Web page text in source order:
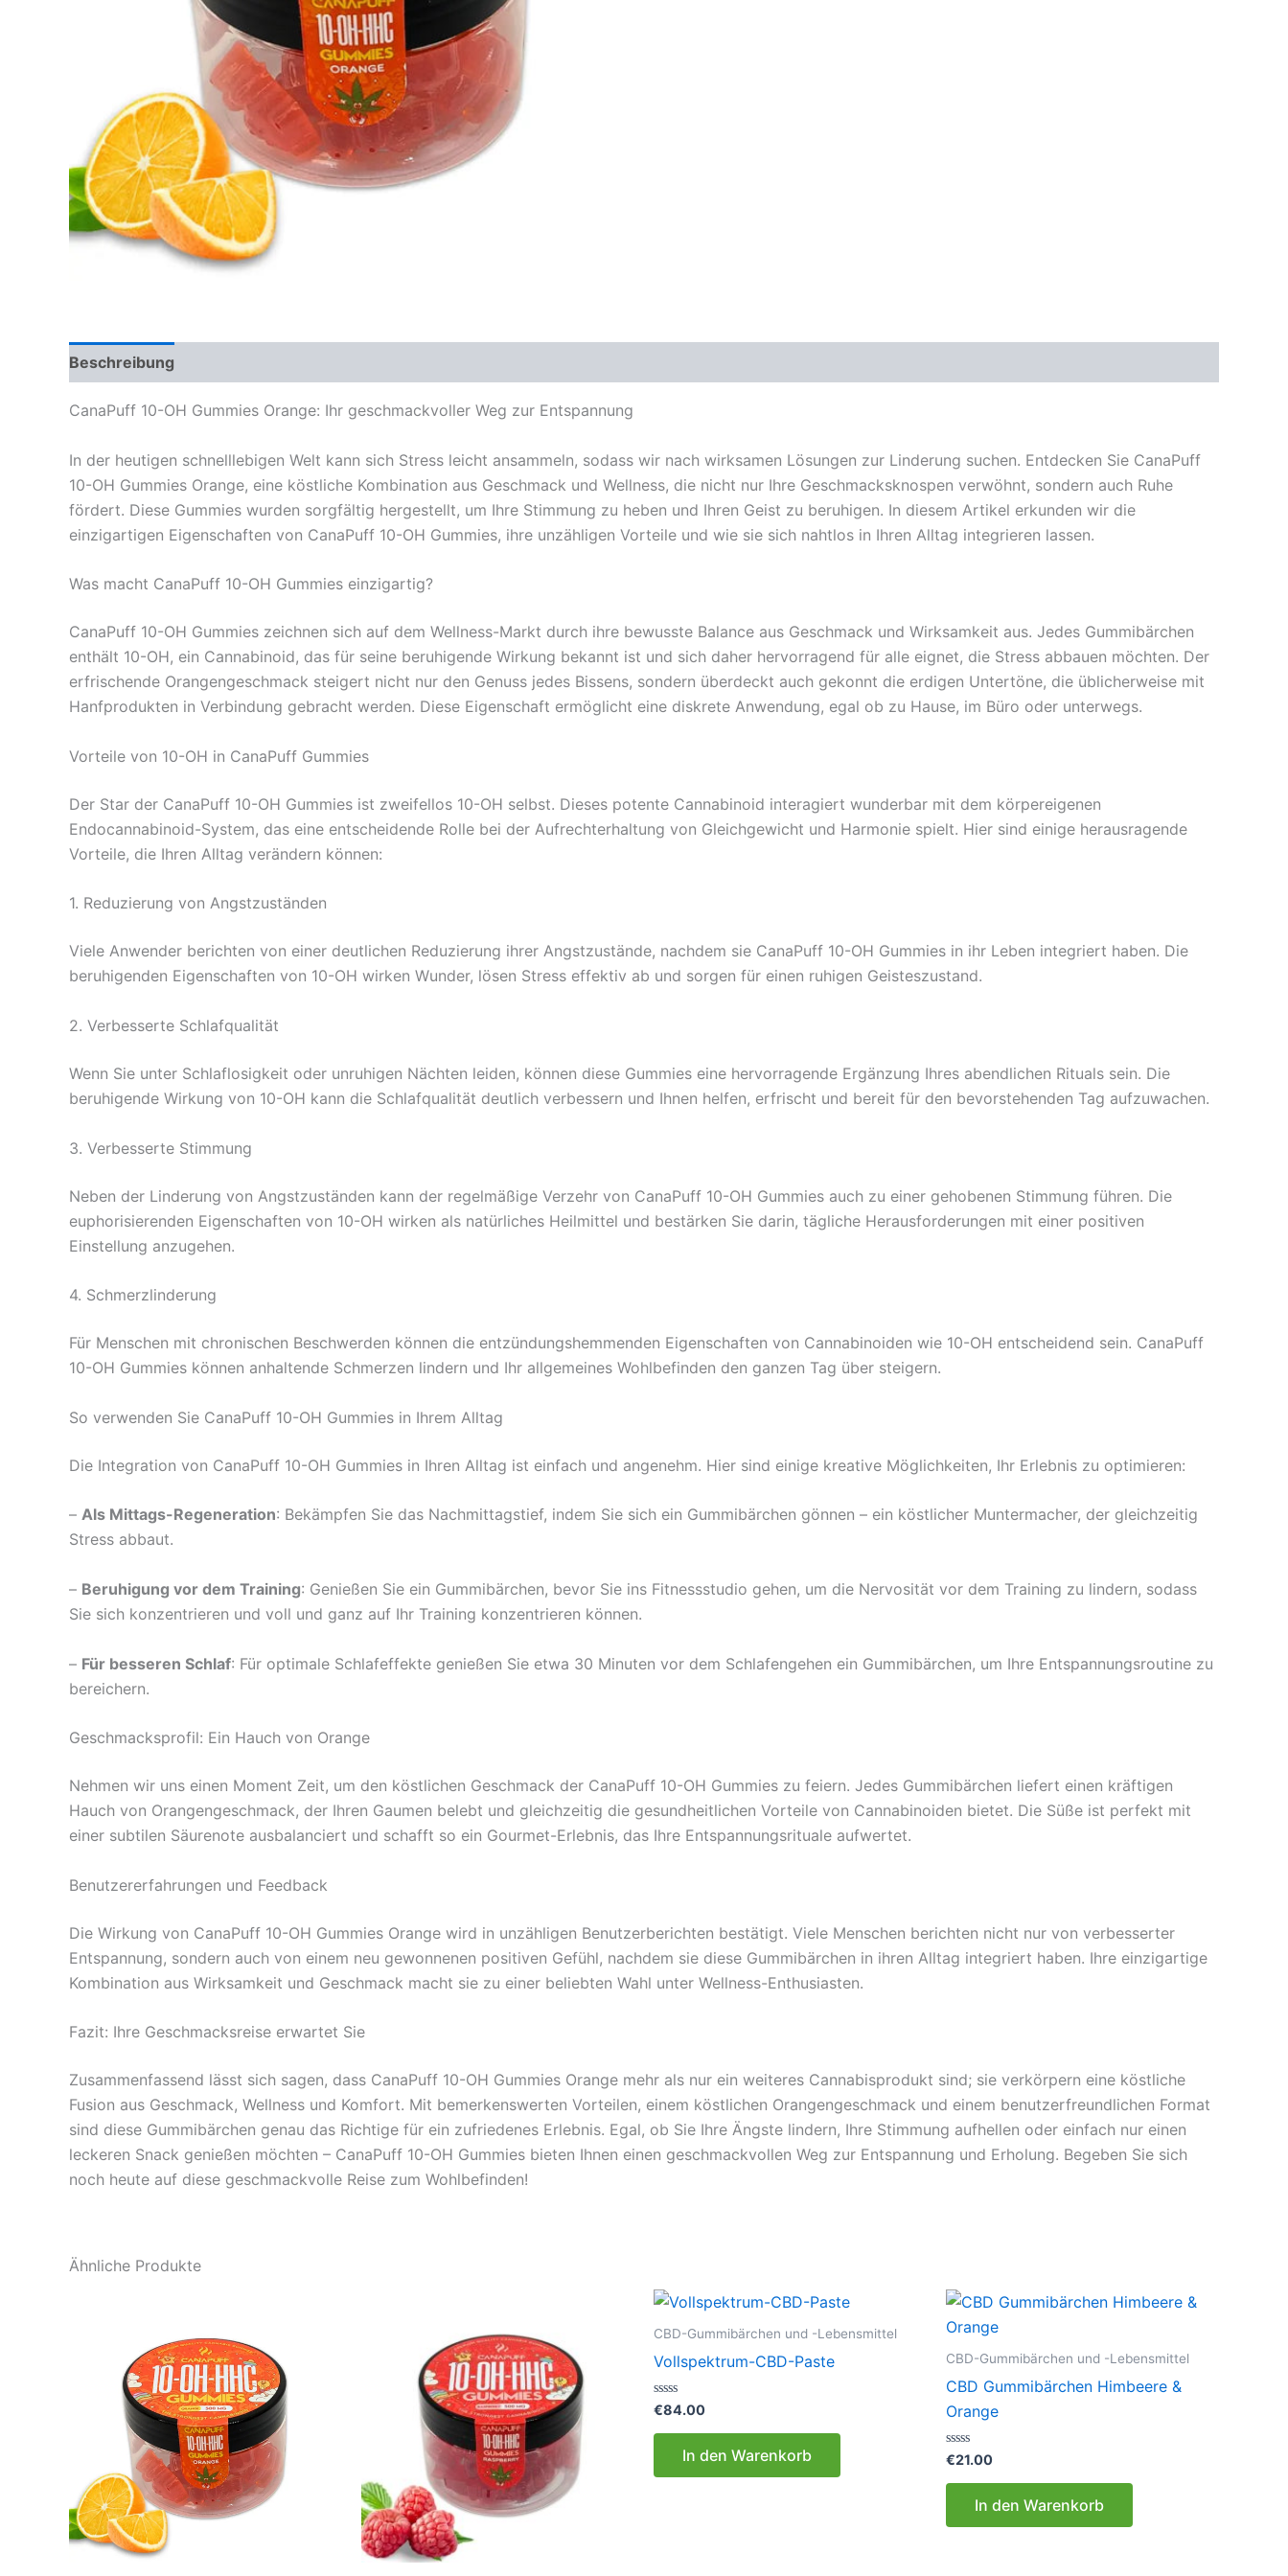
Beschreibung
CanaPuff 10-OH Gummies Orange: Ihr geschmackvoller Weg zur Entspannung
In der heutigen schnelllebigen Welt kann sich Stress leicht ansammeln, sodass wir nach wirksamen Lösungen zur Linderung suchen. Entdecken Sie CanaPuff
10-OH Gummies Orange, eine köstliche Kombination aus Geschmack und Wellness, die nicht nur Ihre Geschmacksknospen verwöhnt, sondern auch Ruhe
fördert. Diese Gummies wurden sorgfältig hergestellt, um Ihre Stimmung zu heben und Ihren Geist zu beruhigen. In diesem Artikel erkunden wir die
einzigartigen Eigenschaften von CanaPuff 10-OH Gummies, ihre unzähligen Vorteile und wie sie sich nahtlos in Ihren Alltag integrieren lassen.
Was macht CanaPuff 10-OH Gummies einzigartig?
CanaPuff 10-OH Gummies zeichnen sich auf dem Wellness-Markt durch ihre bewusste Balance aus Geschmack und Wirksamkeit aus. Jedes Gummibärchen
enthält 10-OH, ein Cannabinoid, das für seine beruhigende Wirkung bekannt ist und sich daher hervorragend für alle eignet, die Stress abbauen möchten. Der
erfrischende Orangengeschmack steigert nicht nur den Genuss jedes Bissens, sondern überdeckt auch gekonnt die erdigen Untertöne, die üblicherweise mit
Hanfprodukten in Verbindung gebracht werden. Diese Eigenschaft ermöglicht eine diskrete Anwendung, egal ob zu Hause, im Büro oder unterwegs.
Vorteile von 10-OH in CanaPuff Gummies
Der Star der CanaPuff 10-OH Gummies ist zweifellos 10-OH selbst. Dieses potente Cannabinoid interagiert wunderbar mit dem körpereigenen
Endocannabinoid-System, das eine entscheidende Rolle bei der Aufrechterhaltung von Gleichgewicht und Harmonie spielt. Hier sind einige herausragende
Vorteile, die Ihren Alltag verändern können:
1. Reduzierung von Angstzuständen
Viele Anwender berichten von einer deutlichen Reduzierung ihrer Angstzustände, nachdem sie CanaPuff 10-OH Gummies in ihr Leben integriert haben. Die
beruhigenden Eigenschaften von 10-OH wirken Wunder, lösen Stress effektiv ab und sorgen für einen ruhigen Geisteszustand.
2. Verbesserte Schlafqualität
Wenn Sie unter Schlaflosigkeit oder unruhigen Nächten leiden, können diese Gummies eine hervorragende Ergänzung Ihres abendlichen Rituals sein. Die
beruhigende Wirkung von 10-OH kann die Schlafqualität deutlich verbessern und Ihnen helfen, erfrischt und bereit für den bevorstehenden Tag aufzuwachen.
3. Verbesserte Stimmung
Neben der Linderung von Angstzuständen kann der regelmäßige Verzehr von CanaPuff 10-OH Gummies auch zu einer gehobenen Stimmung führen. Die
euphorisierenden Eigenschaften von 10-OH wirken als natürliches Heilmittel und bestärken Sie darin, tägliche Herausforderungen mit einer positiven
Einstellung anzugehen.
4. Schmerzlinderung
Für Menschen mit chronischen Beschwerden können die entzündungshemmenden Eigenschaften von Cannabinoiden wie 10-OH entscheidend sein. CanaPuff
10-OH Gummies können anhaltende Schmerzen lindern und Ihr allgemeines Wohlbefinden den ganzen Tag über steigern.
So verwenden Sie CanaPuff 10-OH Gummies in Ihrem Alltag
Die Integration von CanaPuff 10-OH Gummies in Ihren Alltag ist einfach und angenehm. Hier sind einige kreative Möglichkeiten, Ihr Erlebnis zu optimieren:
– Als Mittags-Regeneration: Bekämpfen Sie das Nachmittagstief, indem Sie sich ein Gummibärchen gönnen – ein köstlicher Muntermacher, der gleichzeitig
Stress abbaut.
– Beruhigung vor dem Training: Genießen Sie ein Gummibärchen, bevor Sie ins Fitnessstudio gehen, um die Nervosität vor dem Training zu lindern, sodass
Sie sich konzentrieren und voll und ganz auf Ihr Training konzentrieren können.
– Für besseren Schlaf: Für optimale Schlafeffekte genießen Sie etwa 30 Minuten vor dem Schlafengehen ein Gummibärchen, um Ihre Entspannungsroutine zu
bereichern.
Geschmacksprofil: Ein Hauch von Orange
Nehmen wir uns einen Moment Zeit, um den köstlichen Geschmack der CanaPuff 10-OH Gummies zu feiern. Jedes Gummibärchen liefert einen kräftigen
Hauch von Orangengeschmack, der Ihren Gaumen belebt und gleichzeitig die gesundheitlichen Vorteile von Cannabinoiden bietet. Die Süße ist perfekt mit
einer subtilen Säurenote ausbalanciert und schafft so ein Gourmet-Erlebnis, das Ihre Entspannungsrituale aufwertet.
Benutzererfahrungen und Feedback
Die Wirkung von CanaPuff 10-OH Gummies Orange wird in unzähligen Benutzerberichten bestätigt. Viele Menschen berichten nicht nur von verbesserter
Entspannung, sondern auch von einem neu gewonnenen positiven Gefühl, nachdem sie diese Gummibärchen in ihren Alltag integriert haben. Ihre einzigartige
Kombination aus Wirksamkeit und Geschmack macht sie zu einer beliebten Wahl unter Wellness-Enthusiasten.
Fazit: Ihre Geschmacksreise erwartet Sie
Zusammenfassend lässt sich sagen, dass CanaPuff 10-OH Gummies Orange mehr als nur ein weiteres Cannabisprodukt sind; sie verkörpern eine köstliche
Fusion aus Geschmack, Wellness und Komfort. Mit bemerkenswerten Vorteilen, einem köstlichen Orangengeschmack und einem benutzerfreundlichen Format
sind diese Gummibärchen genau das Richtige für ein zufriedenes Erlebnis. Egal, ob Sie Ihre Ängste lindern, Ihre Stimmung aufhellen oder einfach nur einen
leckeren Snack genießen möchten – CanaPuff 10-OH Gummies bieten Ihnen einen geschmackvollen Weg zur Entspannung und Erholung. Begeben Sie sich
noch heute auf diese geschmackvolle Reise zum Wohlbefinden!
Ähnliche Produkte
CBD-Gummibärchen und -Lebensmittel
Vollspektrum-CBD-Paste
Bewertet
mit
0
€84.00
In den Warenkorb
CBD-Gummibärchen und -Lebensmittel
CBD Gummibärchen Himbeere &
Orange
Bewertet
mit
0
€21.00
In den Warenkorb